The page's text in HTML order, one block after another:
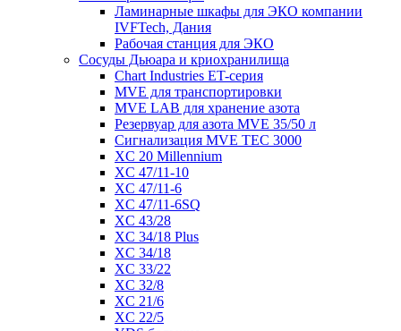
Ламинарные шкафы для ЭКО компании
IVFTech, Дания
Рабочая станция для ЭКО
Сосуды Дьюара и криохранилища
Chart Industries ET-серия
MVE для транспортировки
MVE LAB для хранение азота
Резервуар для азота MVE 35/50 л
Сигнализация MVE TEC 3000
XC 20 Millennium
XC 47/11-10
XC 47/11-6
XC 47/11-6SQ
XC 43/28
XC 34/18 Plus
XC 34/18
XC 33/22
XC 32/8
XC 21/6
XC 22/5